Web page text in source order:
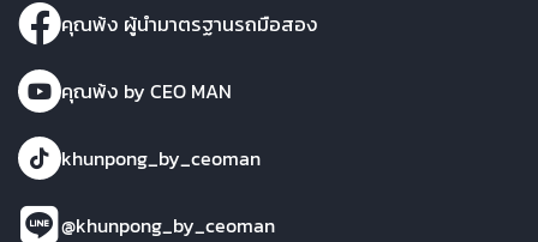
คุณพ้ง ผู้นำมาตรฐานรถมือสอง
คุณพ้ง by CEO MAN
khunpong_by_ceoman
@khunpong_by_ceoman